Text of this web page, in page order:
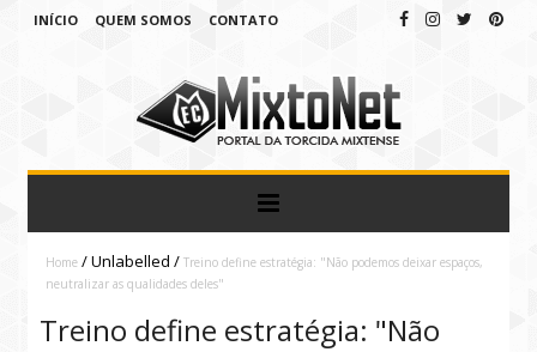
INÍCIO QUEM SOMOS CONTATO
Home /Unlabelled/ Treino define estratégia: "Não podemos deixar espaços,
neutralizar as qualidades deles"
Treino define estratégia: "Não